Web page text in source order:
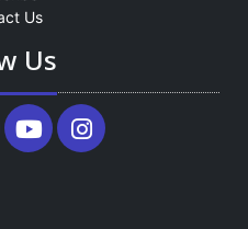
Us
Us